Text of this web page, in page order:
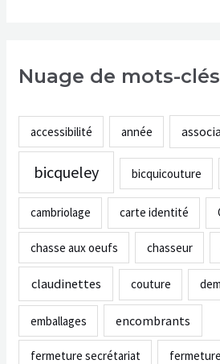
Nuage de mots-clés
accessibilité année
bicqueley bicquicouture
cambriolage carte identité
chasse aux oeufs chasseur
claudinettes couture
emballages encombrants
fermeture secrétariat